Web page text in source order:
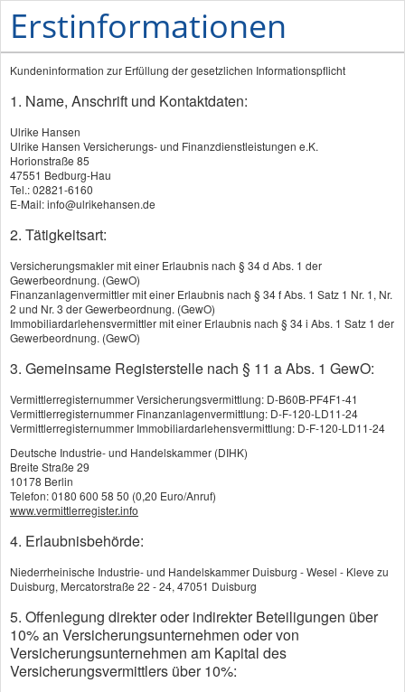
PRODUKTE
Riester-Rente
Rürup-Rente
Private Rentenversicherung
Fondsgeb. Rentenversicherung
Risikolebensversicherung
Britische Lebensversicherung
Ausbildungsversicherung
Sterbegeld
Kapitallebensversicherung
Sicherheit dank Garantie
Die Kapitallebensversicherung
(KLV) kombiniert zwei zentrale Vorteile:
Hinterbliebenenschutz– Stirbt die
Erstinformationen
Kundeninformation zur Erfüllung der gesetzlichen Informationspflicht
1. Name, Anschrift und Kontaktdaten:
Ulrike Hansen
Ulrike Hansen Versicherungs- und Finanzdienstleistungen e.K.
Horionstraße 85
47551 Bedburg-Hau
Tel.: 02821-6160
E-Mail: info@ulrikehansen.de
2. Tätigkeitsart:
Versicherungsmakler mit einer Erlaubnis nach § 34 d Abs. 1 der
Gewerbeordnung. (GewO)
Finanzanlagenvermittler mit einer Erlaubnis nach § 34 f Abs. 1 Satz 1 Nr. 1, Nr.
2 und Nr. 3 der Gewerbeordnung. (GewO)
Immobiliardarlehensvermittler mit einer Erlaubnis nach § 34 i Abs. 1 Satz 1 der
Gewerbeordnung. (GewO)
3. Gemeinsame Registerstelle nach § 11 a Abs. 1 GewO:
Vermittlerregisternummer Versicherungsvermittlung: D-B60B-PF4F1-41
Vermittlerregisternummer Finanzanlagenvermittlung: D-F-120-LD11-24
Vermittlerregisternummer Immobiliardarlehensvermittlung: D-F-120-LD11-24
Deutsche Industrie- und Handelskammer (DIHK)
Breite Straße 29
10178 Berlin
Telefon: 0180 600 58 50 (0,20 Euro/Anruf)
www.vermittlerregister.info
4. Erlaubnisbehörde:
Niederrheinische Industrie- und Handelskammer Duisburg - Wesel - Kleve zu
Duisburg, Mercatorstraße 22 - 24, 47051 Duisburg
5. Offenlegung direkter oder indirekter Beteiligungen über
10% an Versicherungsunternehmen oder von
Versicherungsunternehmen am Kapital des
Versicherungsvermittlers über 10%: